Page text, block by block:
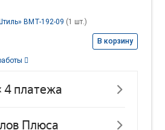
BMT-192-09 (1 шт.)
В корзину